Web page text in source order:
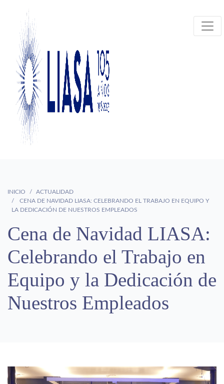
INICIO
ACTUALIDAD
CENA DE NAVIDAD LIASA: CELEBRANDO EL TRABAJO EN EQUIPO Y
LA DEDICACIÓN DE NUESTROS EMPLEADOS
Cena de Navidad LIASA:
Celebrando el Trabajo en
Equipo y la Dedicación de
Nuestros Empleados